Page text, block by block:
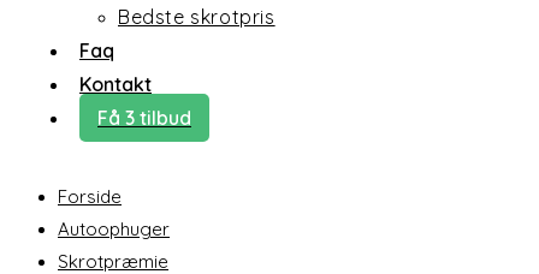
Bedste skrotpris
Faq
Kontakt
Få 3 tilbud
Forside
Autoophuger
Skrotpræmie